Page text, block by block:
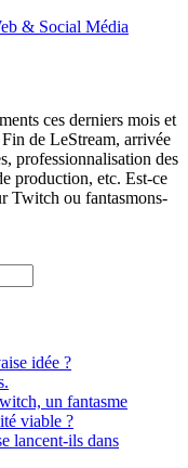
& Social Média
ces derniers mois et
de LeStream, arrivée
professionnalisation des
production, etc. Est-ce
Twitch ou fantasmons-
idée ?
un fantasme
viable ?
lancent-ils dans